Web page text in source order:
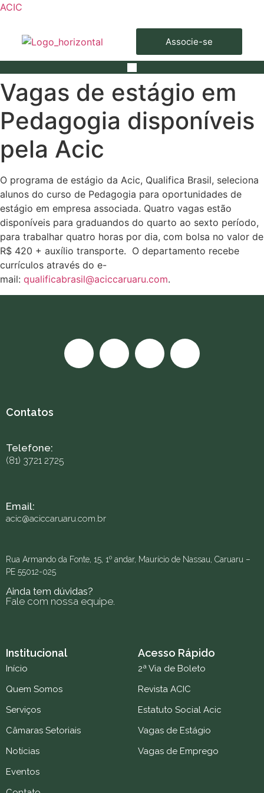
ACIC
Associe-se
Vagas de estágio em
Pedagogia disponíveis
pela Acic
O programa de estágio da Acic, Qualifica Brasil, seleciona
alunos do curso de Pedagogia para oportunidades de
estágio em empresa associada. Quatro vagas estão
disponíveis para graduandos do quarto ao sexto período,
para trabalhar quatro horas por dia, com bolsa no valor de
R$ 420 + auxílio transporte. O departamento recebe
currículos através do e-
mail: qualificabrasil@aciccaruaru.com.
Contatos
Telefone:
(81) 3721 2725
Email:
acic@aciccaruaru.com.br
Rua Armando da Fonte, 15, 1º andar, Maurício de Nassau, Caruaru –
PE 55012-025
Ainda tem dúvidas?
Fale com nossa equipe.
Institucional
Início
Quem Somos
Serviços
Câmaras Setoriais
Notícias
Eventos
Acesso Rápido
2ª Via de Boleto
Revista ACIC
Estatuto Social Acic
Vagas de Estágio
Vagas de Emprego